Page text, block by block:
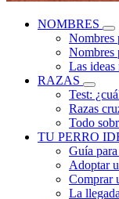
NOMBRES
Nombres
Nombres
Las ideas
RAZAS
Test:
Razas
Todo
TU PERRO
Guía
Adoptar
Comprar
La